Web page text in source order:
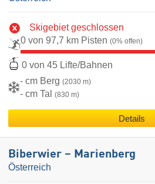
Skigebiet geschlossen
0 von 97,7 km Pisten (0% offen)
0 von 45 Lifte/Bahnen
- cm Berg (2030 m)
- cm Tal (830 m)
Details
Biberwier – Marienberg
Österreich